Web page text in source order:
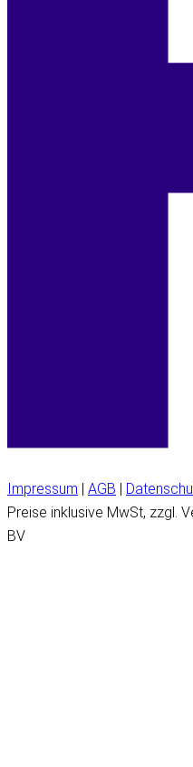
Impressum AGB
Preise inklusive MwSt, zzgl.
BV